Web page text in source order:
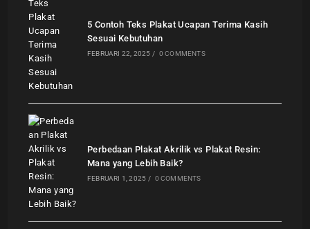
5 Contoh Teks Plakat Ucapan Terima Kasih
Sesuai Kebutuhan
FEBRUARI 22, 2025 / 0 COMMENTS
Perbedaan Plakat Akrilik vs Plakat Resin:
Mana yang Lebih Baik?
FEBRUARI 1, 2025 / 0 COMMENTS